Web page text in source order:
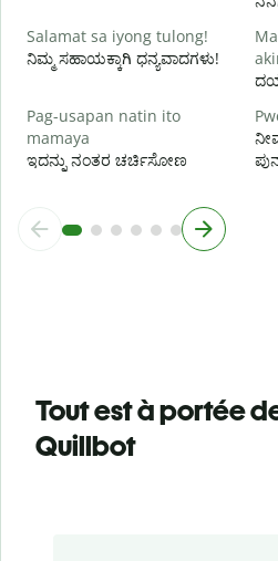
Salamat sa iyong tulong!
ನಿಮ್ಮ ಸಹಾಯಕ್ಕಾಗಿ ಧನ್ಯವಾದಗಳು!
Pag-usapan natin ito
mamaya
ಇದನ್ನು ನಂತರ ಚರ್ಚಿಸೋಣ
Tout est à portée
Quillbot